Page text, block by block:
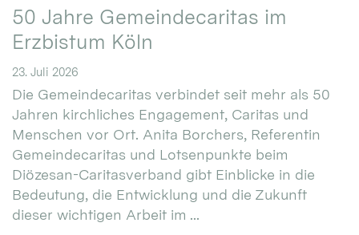
50 Jahre Gemeindecaritas im
Erzbistum Köln
23. Juli 2026
Die Gemeindecaritas verbindet seit mehr als 50
Jahren kirchliches Engagement, Caritas und
Menschen vor Ort. Anita Borchers, Referentin
Gemeindecaritas und Lotsenpunkte beim
Diözesan-Caritasverband gibt Einblicke in die
Bedeutung, die Entwicklung und die Zukunft
dieser wichtigen Arbeit im ...